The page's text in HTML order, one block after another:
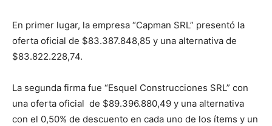
En primer lugar, la empresa “Capman SRL” presentó la
oferta oficial de $83.387.848,85 y una alternativa de
$83.822.228,74.
La segunda firma fue “Esquel Construcciones SRL” con
una oferta oficial de $89.396.880,49 y una alternativa
con el 0,50% de descuento en cada uno de los ítems y un